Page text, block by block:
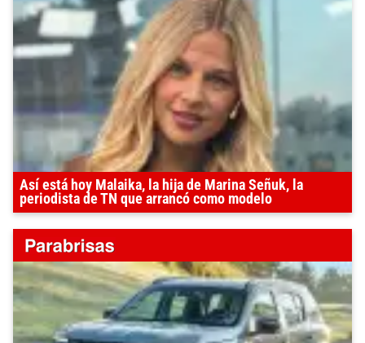
Así está hoy Malaika, la hija de Marina Señuk, la
periodista de TN que arrancó como modelo